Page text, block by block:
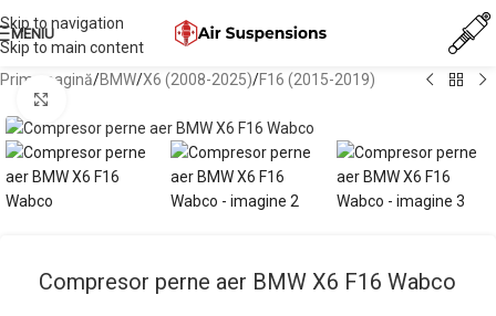
Skip to navigation
Skip to main content
MENIU
Prima pagină/BMW/X6 (2008-2025)/F16 (2015-2019)
Compresor perne aer BMW X6 F16 Wabco